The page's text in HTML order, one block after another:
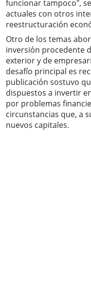
funcionar tampoco",
actuales con otros
reestructuración
Otro de los temas
inversión procedente
exterior y de
desafío principal es
publicación sostuvo
dispuestos a invertir
por problemas
circunstancias que, a
nuevos capitales.